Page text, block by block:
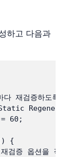
하고 다음과
재검증하도록 설
Regeneration)
60;
{
검증 옵션을 직접